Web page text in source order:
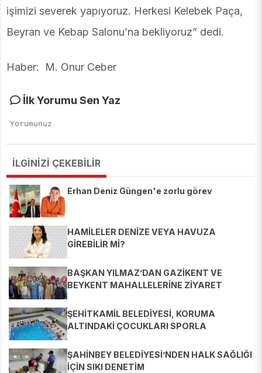
işimizi severek yapıyoruz. Herkesi Kelebek Paça,
Beyran ve Kebap Salonu’na bekliyoruz” dedi.
Haber: M. Onur Ceber
İlk Yorumu Sen Yaz
İLGİNİZİ ÇEKEBİLİR
Erhan Deniz Güngen'e zorlu görev
HAMİLELER DENİZE VEYA HAVUZA
GİREBİLİR Mİ?
BAŞKAN YILMAZ’DAN GAZİKENT VE
BEYKENT MAHALLELERİNE ZİYARET
ŞEHİTKAMİL BELEDİYESİ, KORUMA
ALTINDAKİ ÇOCUKLARI SPORLA
ŞAHİNBEY BELEDİYESİ’NDEN HALK SAĞLIĞI
İÇİN SIKI DENETİM